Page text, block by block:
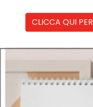
CLICCA QUI